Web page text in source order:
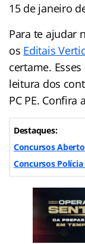
15 de janeiro
Para te ajudar
os Editais
certame.
leitura dos
PC PE. Confira
Destaques:
Concursos
Concursos